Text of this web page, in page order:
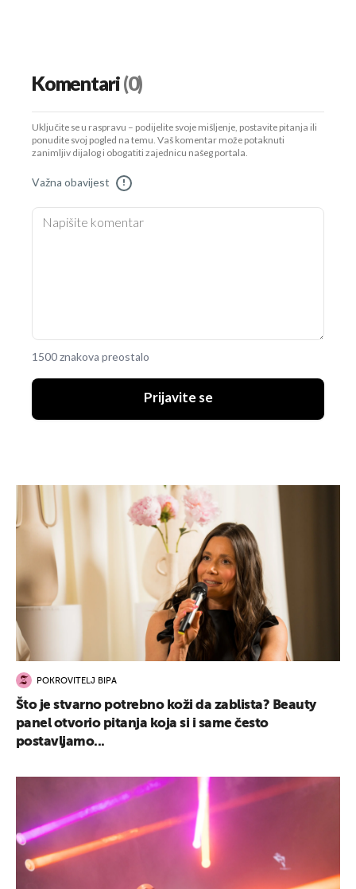
Komentari(0)
Uključite se u raspravu – podijelite svoje mišljenje, postavite pitanja ili
ponudite svoj pogled na temu. Vaš komentar može potaknuti
zanimljiv dijalog i obogatiti zajednicu našeg portala.
Važna obavijest !
1500 znakova preostalo
Prijavite se
POKROVITELJ BIPA
Što je stvarno potrebno koži da zablista? Beauty
panel otvorio pitanja koja si i same često
postavljamo...